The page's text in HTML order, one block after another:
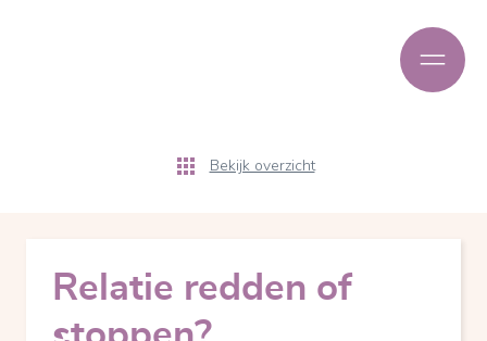
Bekijk overzicht
Relatie redden of